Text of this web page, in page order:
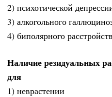
2) психотической
3) алкогольного
4) биполярного
Наличие резидуальных
для
1) неврастении